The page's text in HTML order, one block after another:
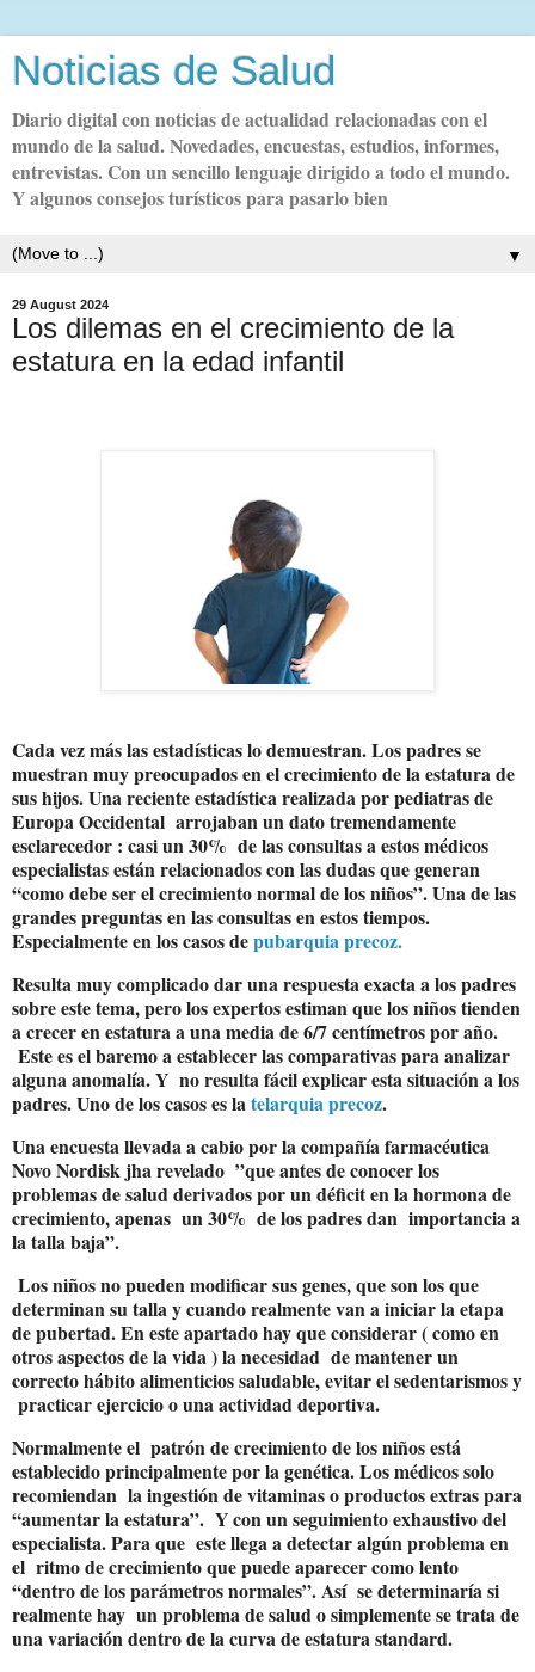
Noticias de Salud
Diario digital con noticias de actualidad relacionadas con el
mundo de la salud. Novedades, encuestas, estudios, informes,
entrevistas. Con un sencillo lenguaje dirigido a todo el mundo.
Y algunos consejos turísticos para pasarlo bien
▼
29 August 2024
Los dilemas en el crecimiento de la
estatura en la edad infantil
Cada vez más las estadísticas lo demuestran. Los padres se
muestran muy preocupados en el crecimiento de la estatura de
sus hijos. Una reciente estadística realizada por pediatras de
Europa Occidental arrojaban un dato tremendamente
esclarecedor : casi un 30% de las consultas a estos médicos
especialistas están relacionados con las dudas que generan
“como debe ser el crecimiento normal de los niños”. Una de las
grandes preguntas en las consultas en estos tiempos.
Especialmente en los casos depubarquia precoz.
Resulta muy complicado dar una respuesta exacta a los padres
sobre este tema, pero los expertos estiman que los niños tienden
a crecer en estatura a una media de 6/7 centímetros por año.
Este es el baremo a establecer las comparativas para analizar
alguna anomalía. Y no resulta fácil explicar esta situación a los
padres. Uno de los casos es latelarquia precoz.
Una encuesta llevada a cabio por la compañía farmacéutica
Novo Nordisk jha revelado ”que antes de conocer los
problemas de salud derivados por un déficit en la hormona de
crecimiento, apenas un 30% de los padres dan importancia a
la talla baja”.
Los niños no pueden modificar sus genes, que son los que
determinan su talla y cuando realmente van a iniciar la etapa
de pubertad. En este apartado hay que considerar ( como en
otros aspectos de la vida ) la necesidad de mantener un
correcto hábito alimenticios saludable, evitar el sedentarismos y
practicar ejercicio o una actividad deportiva.
Normalmente el patrón de crecimiento de los niños está
establecido principalmente por la genética. Los médicos solo
recomiendan la ingestión de vitaminas o productos extras para
“aumentar la estatura”. Y con un seguimiento exhaustivo del
especialista. Para que este llega a detectar algún problema en
el ritmo de crecimiento que puede aparecer como lento
“dentro de los parámetros normales”. Así se determinaría si
realmente hay un problema de salud o simplemente se trata de
una variación dentro de la curva de estatura standard.